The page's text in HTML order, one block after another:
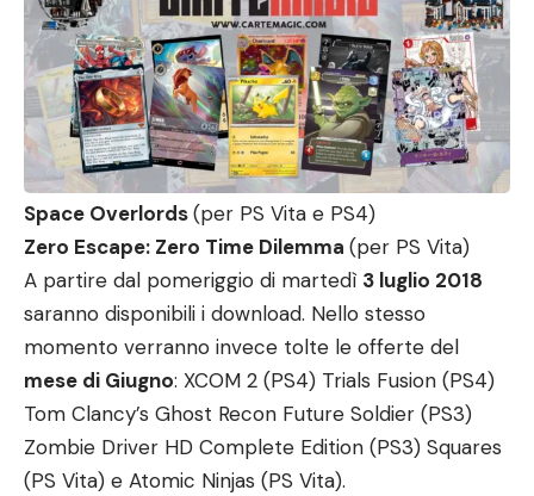
Space Overlords(per PS Vita e PS4)
Zero Escape: Zero Time Dilemma (per PS Vita)
A partire dal pomeriggio di martedì 3 luglio 2018
saranno disponibili i download. Nello stesso
momento verranno invece tolte le offerte del
mese di Giugno: XCOM 2 (PS4) Trials Fusion (PS4)
Tom Clancy’s Ghost Recon Future Soldier (PS3)
Zombie Driver HD Complete Edition (PS3) Squares
(PS Vita) e Atomic Ninjas (PS Vita).